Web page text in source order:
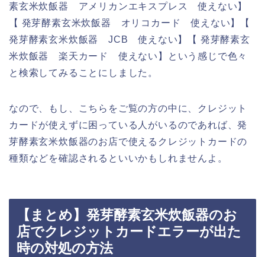
素玄米炊飯器 アメリカンエキスプレス 使えない】
【 発芽酵素玄米炊飯器 オリコカード 使えない】【
発芽酵素玄米炊飯器 JCB 使えない】【 発芽酵素玄
米炊飯器 楽天カード 使えない】という感じで色々
と検索してみることにしました。
なので、もし、こちらをご覧の方の中に、クレジット
カードが使えずに困っている人がいるのであれば、発
芽酵素玄米炊飯器のお店で使えるクレジットカードの
種類などを確認されるといいかもしれませんよ。
【まとめ】発芽酵素玄米炊飯器のお
店でクレジットカードエラーが出た
時の対処の方法